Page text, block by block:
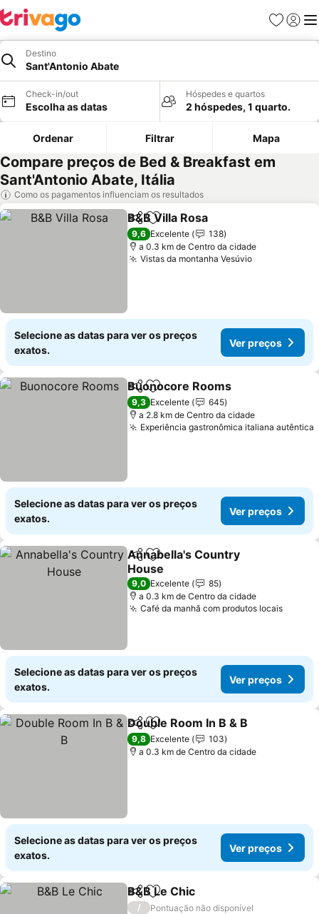
Favoritos
Iniciar
Destino
Sant'Antonio Abate
Check-in/out
Escolha as datas
Hóspedes e quartos
2 hóspedes, 1 quarto.
Ordenar Filtrar Mapa
Compare preços de Bed & Breakfast em
Sant'Antonio Abate, Itália
Como os pagamentos influenciam os resultados
PartilharAdicionar aos favoritos
B&B Villa Rosa
9,6 Excelente
138
a 0.3 km de Centro da cidade
Vistas da montanha Vesúvio
Selecione as datas para ver os preços
exatos.
Ver preços
PartilharAdicionar aos favoritos
Buonocore Rooms
9,3 Excelente
645
a 2.8 km de Centro da cidade
Experiência gastronômica italiana autêntica
Selecione as datas para ver os preços
exatos.
Ver preços
PartilharAdicionar aos favoritos
Annabella's Country
House
9,0 Excelente
85
a 0.3 km de Centro da cidade
Café da manhã com produtos locais
Selecione as datas para ver os preços
exatos.
Ver preços
PartilharAdicionar aos favoritos
Double Room In B & B
9,8 Excelente
103
a 0.3 km de Centro da cidade
Selecione as datas para ver os preços
exatos.
Ver preços
PartilharAdicionar aos favoritos
B&B Le Chic
/
Pontuação não disponível